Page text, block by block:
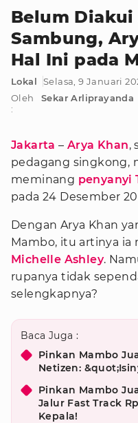
Belum Diakui
Sambung,
Hal Ini pada
Lokal
Selasa, 9 Januari
Oleh
:
Sekar Arliprayanda
Jakarta –Arya Khan,
pedagang singkong,
meminang penyanyi
pada 24 Desember
Dengan Arya Khan
Mambo, itu artinya ia
Michelle Ashley.
rupanya tidak
selengkapnya?
Baca Juga :
Pinkan Mambo
Netizen:
Pinkan Mambo
Jalur Fast Track
Kepala!